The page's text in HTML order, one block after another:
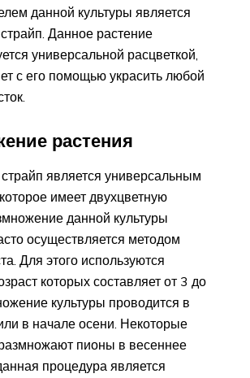
данной культуры является
Данное растение
универсальной расцветкой,
с его помощью украсить любой
растения
является универсальным
имеет двухцветную
данной культуры
осуществляется методом
Для этого используются
которых составляет от 3 до
культуры проводится в
в начале осени. Некоторые
пионы в весеннее
процедура является